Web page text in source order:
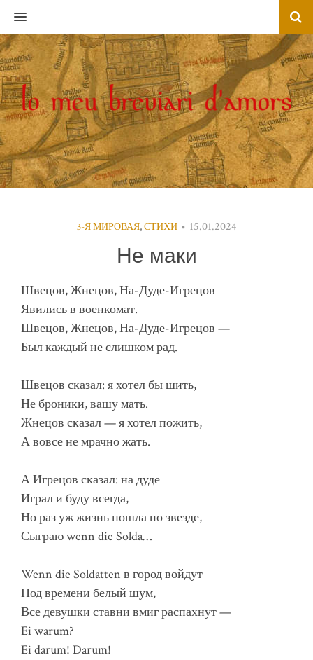
MENU
3-Я МИРОВАЯ,СТИХИ 15.01.2024
Не маки
Швецов, Жнецов, На-Дуде-Игрецов
Явились в военкомат.
Швецов, Жнецов, На-Дуде-Игрецов —
Был каждый не слишком рад.
Швецов сказал: я хотел бы шить,
Не броники, вашу мать.
Жнецов сказал — я хотел пожить,
А вовсе не мрачно жать.
А Игрецов сказал: на дуде
Играл и буду всегда,
Но раз уж жизнь пошла по звезде,
Сыграю wenn die Solda…
Wenn die Soldatten в город войдут
Под времени белый шум,
Все девушки ставни вмиг распахнут —
Ei warum?
Ei darum! Darum!